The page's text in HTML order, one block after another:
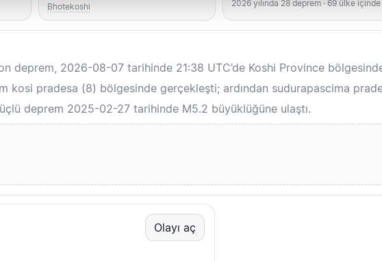
Bhotekoshi 2026 yılında 28 deprem · 69 ülke içinde
deprem, 2026-08-07 tarihinde 21:38 UTC’de Koshi Province
kosi pradesa (8) bölgesinde gerçekleşti; ardından sudurapascima
deprem 2025-02-27 tarihinde M5.2 büyüklüğüne ulaştı.
Olayı aç